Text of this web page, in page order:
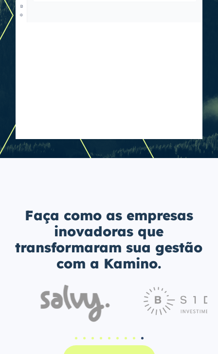
Faça como as empresas
inovadoras que
transformaram sua gestão
com a Kamino.